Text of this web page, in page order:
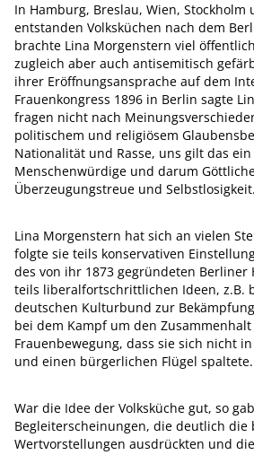
In Hamburg, Breslau, Wien, Stockholm
entstanden Volksküchen nach dem
brachte Lina Morgenstern viel
zugleich aber auch antisemitisch
ihrer Eröffnungsansprache auf dem
Frauenkongress 1896 in Berlin sagte
fragen nicht nach
politischem und religiösem
Nationalität und Rasse, uns gilt das
Menschenwürdige und darum
Überzeugungstreue und
Lina Morgenstern hat sich an vielen
folgte sie teils konservativen
des von ihr 1873 gegründeten Berliner
teils liberalfortschrittlichen Ideen, z.B.
deutschen Kulturbund zur
bei dem Kampf um den
Frauenbewegung, dass sie sich nicht
und einen bürgerlichen Flügel spaltete.
War die Idee der Volksküche gut, so
Begleiterscheinungen, die deutlich die
Wertvorstellungen ausdrückten und